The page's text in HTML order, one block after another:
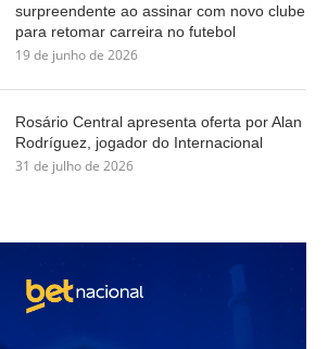
surpreendente ao assinar com novo clube
para retomar carreira no futebol
19 de junho de 2026
Rosário Central apresenta oferta por Alan
Rodríguez, jogador do Internacional
31 de julho de 2026